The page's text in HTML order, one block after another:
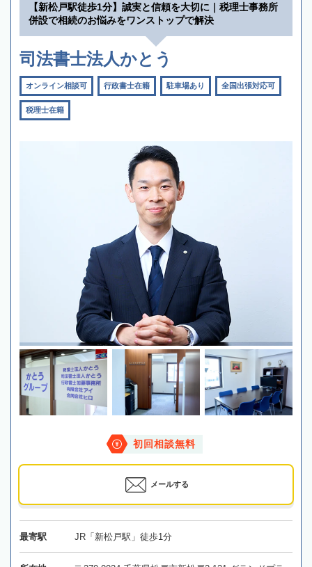
【新松戸駅徒歩1分】誠実と信頼を大切に｜税理士事務所
併設で相続のお悩みをワンストップで解決
司法書士法人かとう
オンライン相談可 行政書士在籍 駐車場あり 全国出張対応可
税理士在籍
初回相談無料
メールする
最寄駅 JR「新松戸駅」徒歩1分